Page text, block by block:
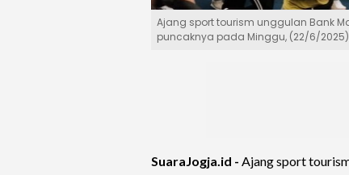
Ajang sport tourism unggulan Bank
puncaknya pada Minggu, (22/6/
SuaraJogja.id - Ajang sport